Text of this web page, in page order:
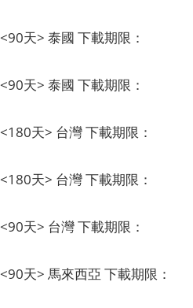
<90天> 泰國 下載期限：
<90天> 泰國 下載期限：
<180天> 台灣 下載期限：
<180天> 台灣 下載期限：
<90天> 台灣 下載期限：
<90天> 馬來西亞 下載期限：